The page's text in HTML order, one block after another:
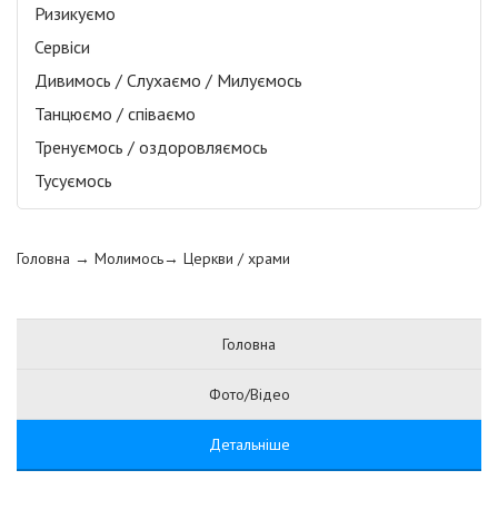
Ризикуємо
Сервіси
Дивимось / Слухаємо / Милуємось
Танцюємо / співаємо
Тренуємось / оздоровляємось
Тусуємось
Головна → Молимось→ Церкви / храми
Головна
Фото/Відео
Детальніше